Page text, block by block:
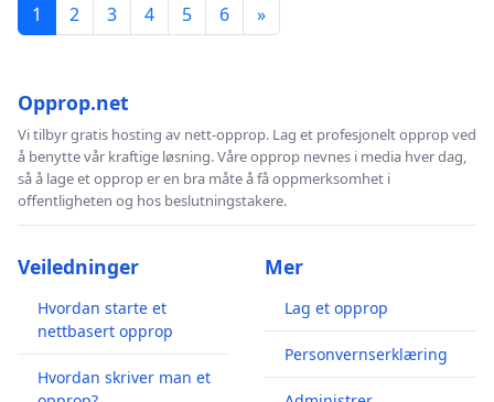
1 2 3 4 5 6 »
Opprop.net
Vi tilbyr gratis hosting av nett-opprop. Lag et profesjonelt opprop ved
å benytte vår kraftige løsning. Våre opprop nevnes i media hver dag,
så å lage et opprop er en bra måte å få oppmerksomhet i
offentligheten og hos beslutningstakere.
Veiledninger
Hvordan starte et
nettbasert opprop
Hvordan skriver man et
Mer
Lag et opprop
Personvernserklæring